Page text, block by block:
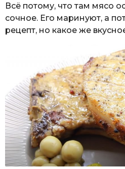
Всё потому, что там мясо
сочное. Его маринуют, а
рецепт, но какое же